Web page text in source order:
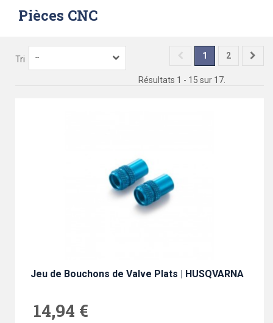
Pièces CNC
Tri -- 1 2
Résultats 1 - 15 sur 17.
Jeu de Bouchons de Valve Plats | HUSQVARNA
14,94 €